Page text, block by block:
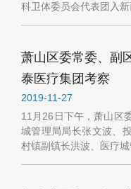
科卫体委员会代表团入
萧山区委常委、副
泰医疗集团考察
2019-11-27
11月26日下午，萧山区
城管理局局长张文波、
村镇副镇长洪波、医疗城